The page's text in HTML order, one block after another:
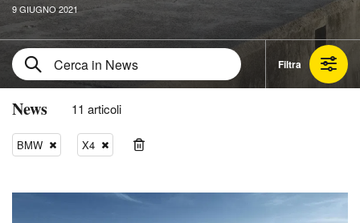
9 GIUGNO 2021
Filtra
News 11 articoli
BMW X4